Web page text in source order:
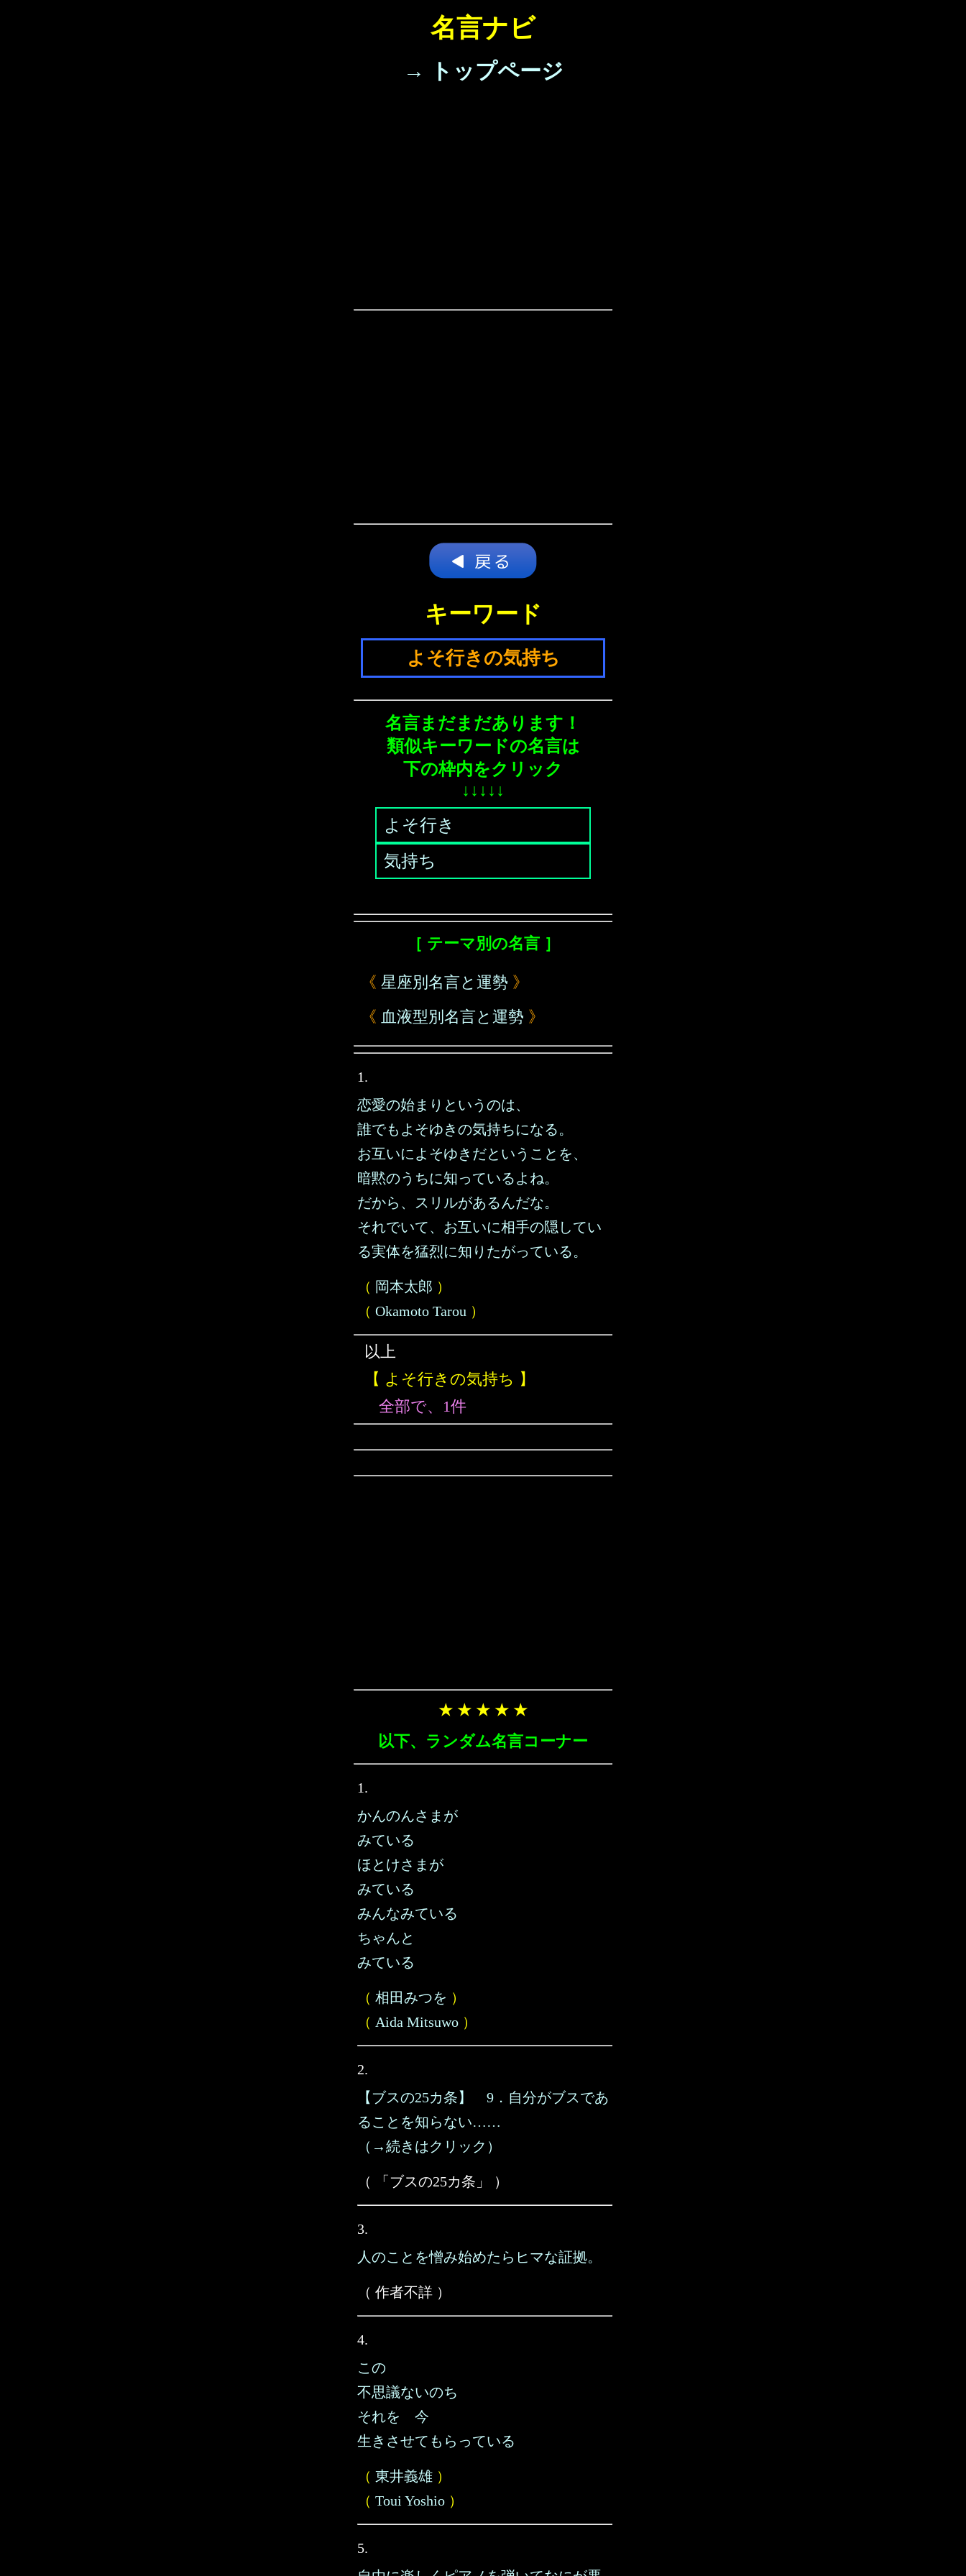
名言ナビ
→ トップページ
キーワード
よそ行きの気持ち
名言まだまだあります！
類似キーワードの名言は
下の枠内をクリック
↓↓↓↓↓
よそ行き
気持ち
［ テーマ別の名言 ］
《 星座別名言と運勢 》
《 血液型別名言と運勢 》
1.
恋愛の始まりというのは、
誰でもよそゆきの気持ちになる。
お互いによそゆきだということを、
暗黙のうちに知っているよね。
だから、スリルがあるんだな。
それでいて、お互いに相手の隠してい
る実体を猛烈に知りたがっている。
（ 岡本太郎 ）
（ Okamoto Tarou ）
以上
【 よそ行きの気持ち 】
全部で、1件
★ ★ ★ ★ ★
以下、ランダム名言コーナー
1.
かんのんさまが
みている
ほとけさまが
みている
みんなみている
ちゃんと
みている
（ 相田みつを ）
（ Aida Mitsuwo ）
2.
【ブスの25カ条】 9．自分がブスであ
ることを知らない……
（→続きはクリック）
（ 「ブスの25カ条」 ）
3.
人のことを憎み始めたらヒマな証拠。
（ 作者不詳 ）
4.
この
不思議ないのち
それを 今
生きさせてもらっている
（ 東井義雄 ）
（ Toui Yoshio ）
5.